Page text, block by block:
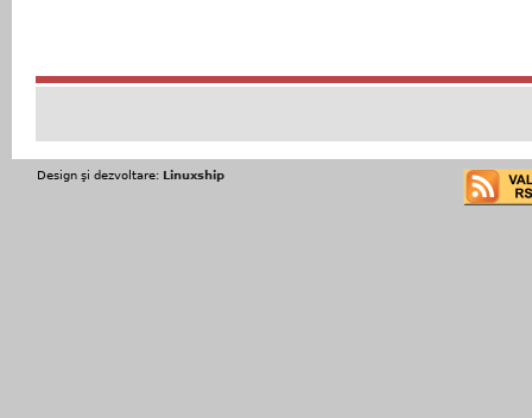
Design şi dezvoltare: Linuxship